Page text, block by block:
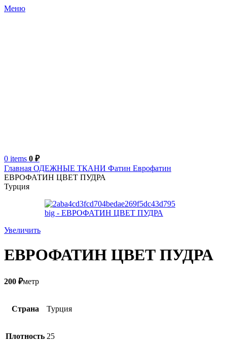
Меню
0 items 0 ₽
Главная ОДЕЖНЫЕ ТКАНИ Фатин Еврофатин
ЕВРОФАТИН ЦВЕТ ПУДРА
Турция
Увеличить
ЕВРОФАТИН ЦВЕТ ПУДРА
200 ₽метр
Страна Турция
Плотность 25